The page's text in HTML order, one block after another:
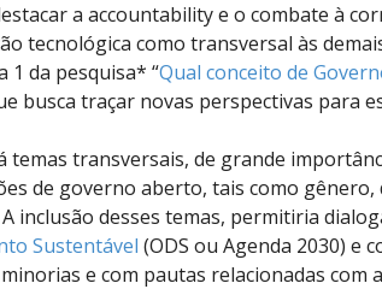
a accountability e o combate à
tecnológica como transversal às
1 da pesquisa* “Qual conceito de
busca traçar novas perspectivas para
temas transversais, de grande
de governo aberto, tais como
inclusão desses temas, permitiria
Sustentável (ODS ou Agenda 2030) e
e com pautas relacionadas com